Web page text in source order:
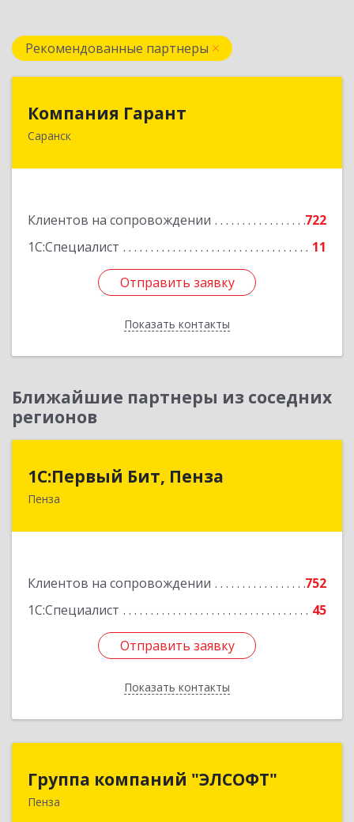
Рекомендованные партнеры
Компания Гарант
Саранск
Клиентов на сопровождении
722
1С:Специалист
11
Отправить заявку
Показать контакты
Отправить заявку
Назад
Ближайшие партнеры из соседних
регионов
1С:Первый Бит, Пенза
Пенза
Клиентов на сопровождении
752
1С:Специалист
45
Отправить заявку
Показать контакты
440000, Пензенская обл, Пенза г, Московская
Отправить заявку
Назад
Группа компаний "ЭЛСОФТ"
Пенза
Группа компаний "ЭЛСОФТ"
440020, Пензенская обл, Пенза г, Суворова ул,